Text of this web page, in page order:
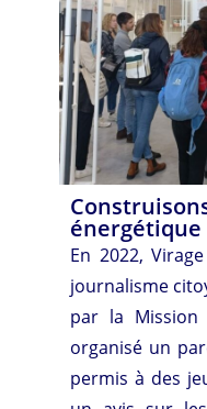
énergétique
En 2022,
journalisme
par la Mission
organisé un
permis à des